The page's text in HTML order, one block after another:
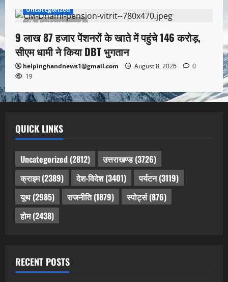
1 minute read
Uncategorized
9 लाख 87 हजार पेंशनरों के खाते में पहुंचे 146 करोड़,
सीएम धामी ने किया DBT भुगतान
helpinghandnews1@gmail.com August 8, 2026
0
19
QUICK LINKS
Uncategorized (2812) उत्तराखण्ड(3726)
क्राइम(2389) देश-विदेश(3401) पर्यटन(3119)
यूथ(2985) राजनीति(1879) स्पोर्ट्स(876)
होम(2438)
RECENT POSTS